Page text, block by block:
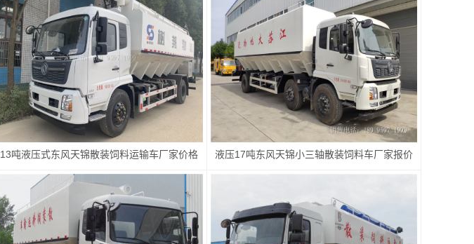
​13吨液压式东风天锦散装饲料运输车厂家价格 液压17吨东风天锦小三轴散装饲料车厂家报价